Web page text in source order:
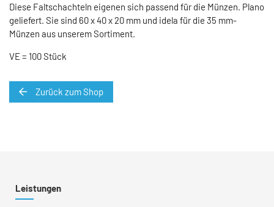
Diese Faltschachteln eigenen sich passend für die Münzen. Plano
geliefert. Sie sind 60 x 40 x 20 mm und idela für die 35 mm-
Münzen aus unserem Sortiment.
VE = 100 Stück
Zurück zum Shop
Leistungen